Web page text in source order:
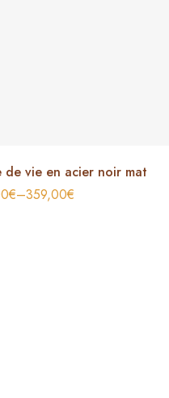
de vie en acier noir mat
€–359,00€